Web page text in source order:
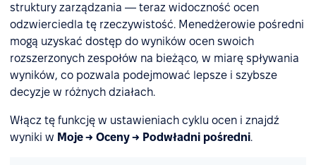
struktury zarządzania — teraz widoczność ocen
odzwierciedla tę rzeczywistość. Menedżerowie pośredni
mogą uzyskać dostęp do wyników ocen swoich
rozszerzonych zespołów na bieżąco, w miarę spływania
wyników, co pozwala podejmować lepsze i szybsze
decyzje w różnych działach.
Włącz tę funkcję w ustawieniach cyklu ocen i znajdź
wyniki w Moje → Oceny → Podwładni pośredni.